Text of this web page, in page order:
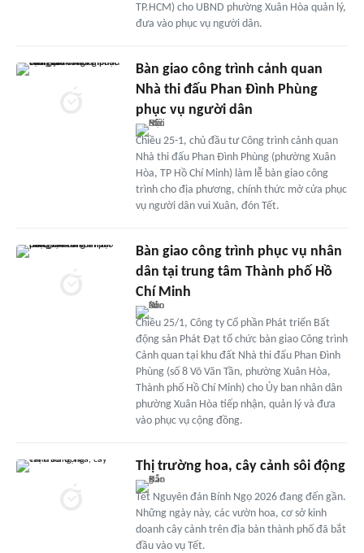
TP.HCM) cho UBND phường Xuân Hòa quản lý,
đưa vào phục vụ người dân.
Bàn giao công trình cảnh quan
Nhà thi đấu Phan Đình Phùng
phục vụ người dân
Chiều 25-1, chủ đầu tư Công trình cảnh quan
Nhà thi đấu Phan Đình Phùng (phường Xuân
Hòa, TP Hồ Chí Minh) làm lễ bàn giao công
trình cho địa phương, chính thức mở cửa phục
vụ người dân vui Xuân, đón Tết.
Bàn giao công trình phục vụ nhân
dân tại trung tâm Thành phố Hồ
Chí Minh
Chiều 25/1, Công ty Cổ phần Phát triển Bất
động sản Phát Đạt tổ chức bàn giao Công trình
Cảnh quan tại khu đất Nhà thi đấu Phan Đình
Phùng (số 8 Võ Văn Tần, phường Xuân Hòa,
Thành phố Hồ Chí Minh) cho Ủy ban nhân dân
phường Xuân Hòa tiếp nhận, quản lý và đưa
vào phục vụ cộng đồng.
Thị trường hoa, cây cảnh sôi động
Tết Nguyên đán Bính Ngọ 2026 đang đến gần.
Những ngày này, các vườn hoa, cơ sở kinh
doanh cây cảnh trên địa bàn thành phố đã bắt
đầu vào vụ Tết.